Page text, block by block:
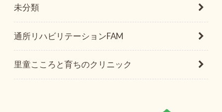
未分類
通所リハビリテーションFAM
里童こころと育ちのクリニック